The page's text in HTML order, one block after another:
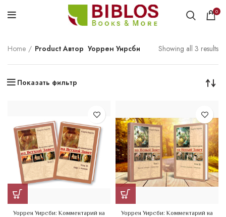
0
Home Product Автор Уоррен Уирсби Showing all 3 results
Показать фильтр
Уоррен Уирсби: Комментарий на
Уоррен Уирсби: Комментарий на